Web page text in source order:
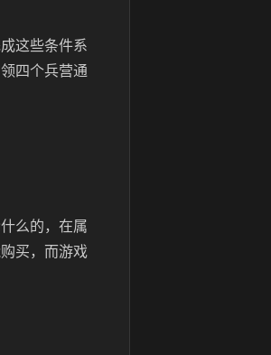
这些条件系
四个兵营通
么的，在属
买，而游戏